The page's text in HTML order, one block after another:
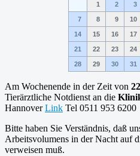
1
2 3
7 8 9 10
14 15 16 17
21 22 23 24
28 29 30 31
Am Wochenende in der Zeit von
Tierärztliche Notdienst an die
HannoverLink Tel 0511 953 6200
Bitte haben Sie Verständnis, daß
Arbeitsvolumens in der Nacht auf
verweisen muß.